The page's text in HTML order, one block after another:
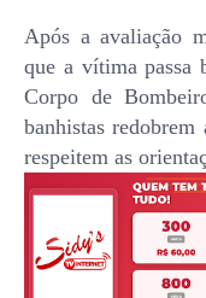
Após a avaliação
que a vítima passa
Corpo de
banhistas redobrem
respeitem as